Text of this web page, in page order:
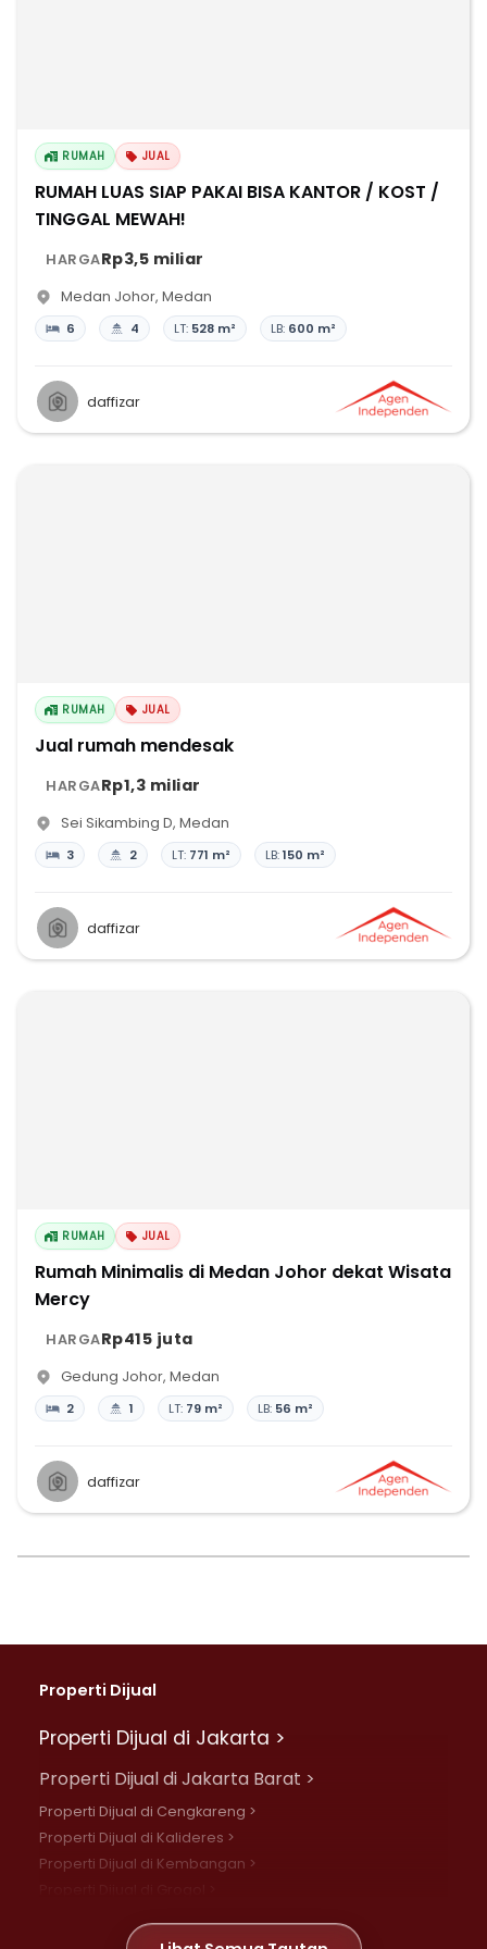
RUMAH JUAL
RUMAH LUAS SIAP PAKAI BISA KANTOR / KOST /
TINGGAL MEWAH!
HARGARp3,5 miliar
Medan Johor, Medan
6 4 LT: 528 m² LB: 600 m²
daffizar
RUMAH JUAL
Jual rumah mendesak
HARGARp1,3 miliar
Sei Sikambing D, Medan
3 2 LT: 771 m² LB:150 m²
daffizar
RUMAH JUAL
Rumah Minimalis di Medan Johor dekat Wisata
Mercy
HARGARp415 juta
Gedung Johor, Medan
2 1 LT: 79 m² LB: 56 m²
daffizar
Properti Dijual
Properti Dijual di Jakarta >
Properti Dijual di Jakarta Barat >
Properti Dijual di Cengkareng >
Properti Dijual di Kalideres >
Properti Dijual di Kembangan >
Properti Dijual di Meruya >